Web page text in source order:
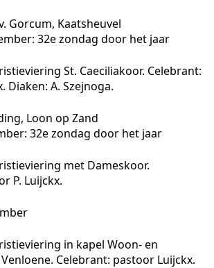
Gorcum, Kaatsheuvel
32e zondag door het jaar
St. Caeciliakoor. Celebrant:
Diaken: A. Szejnoga.
Loon op Zand
32e zondag door het jaar
met Dameskoor.
P. Luijckx.
in kapel Woon- en
Celebrant: pastoor Luijckx.